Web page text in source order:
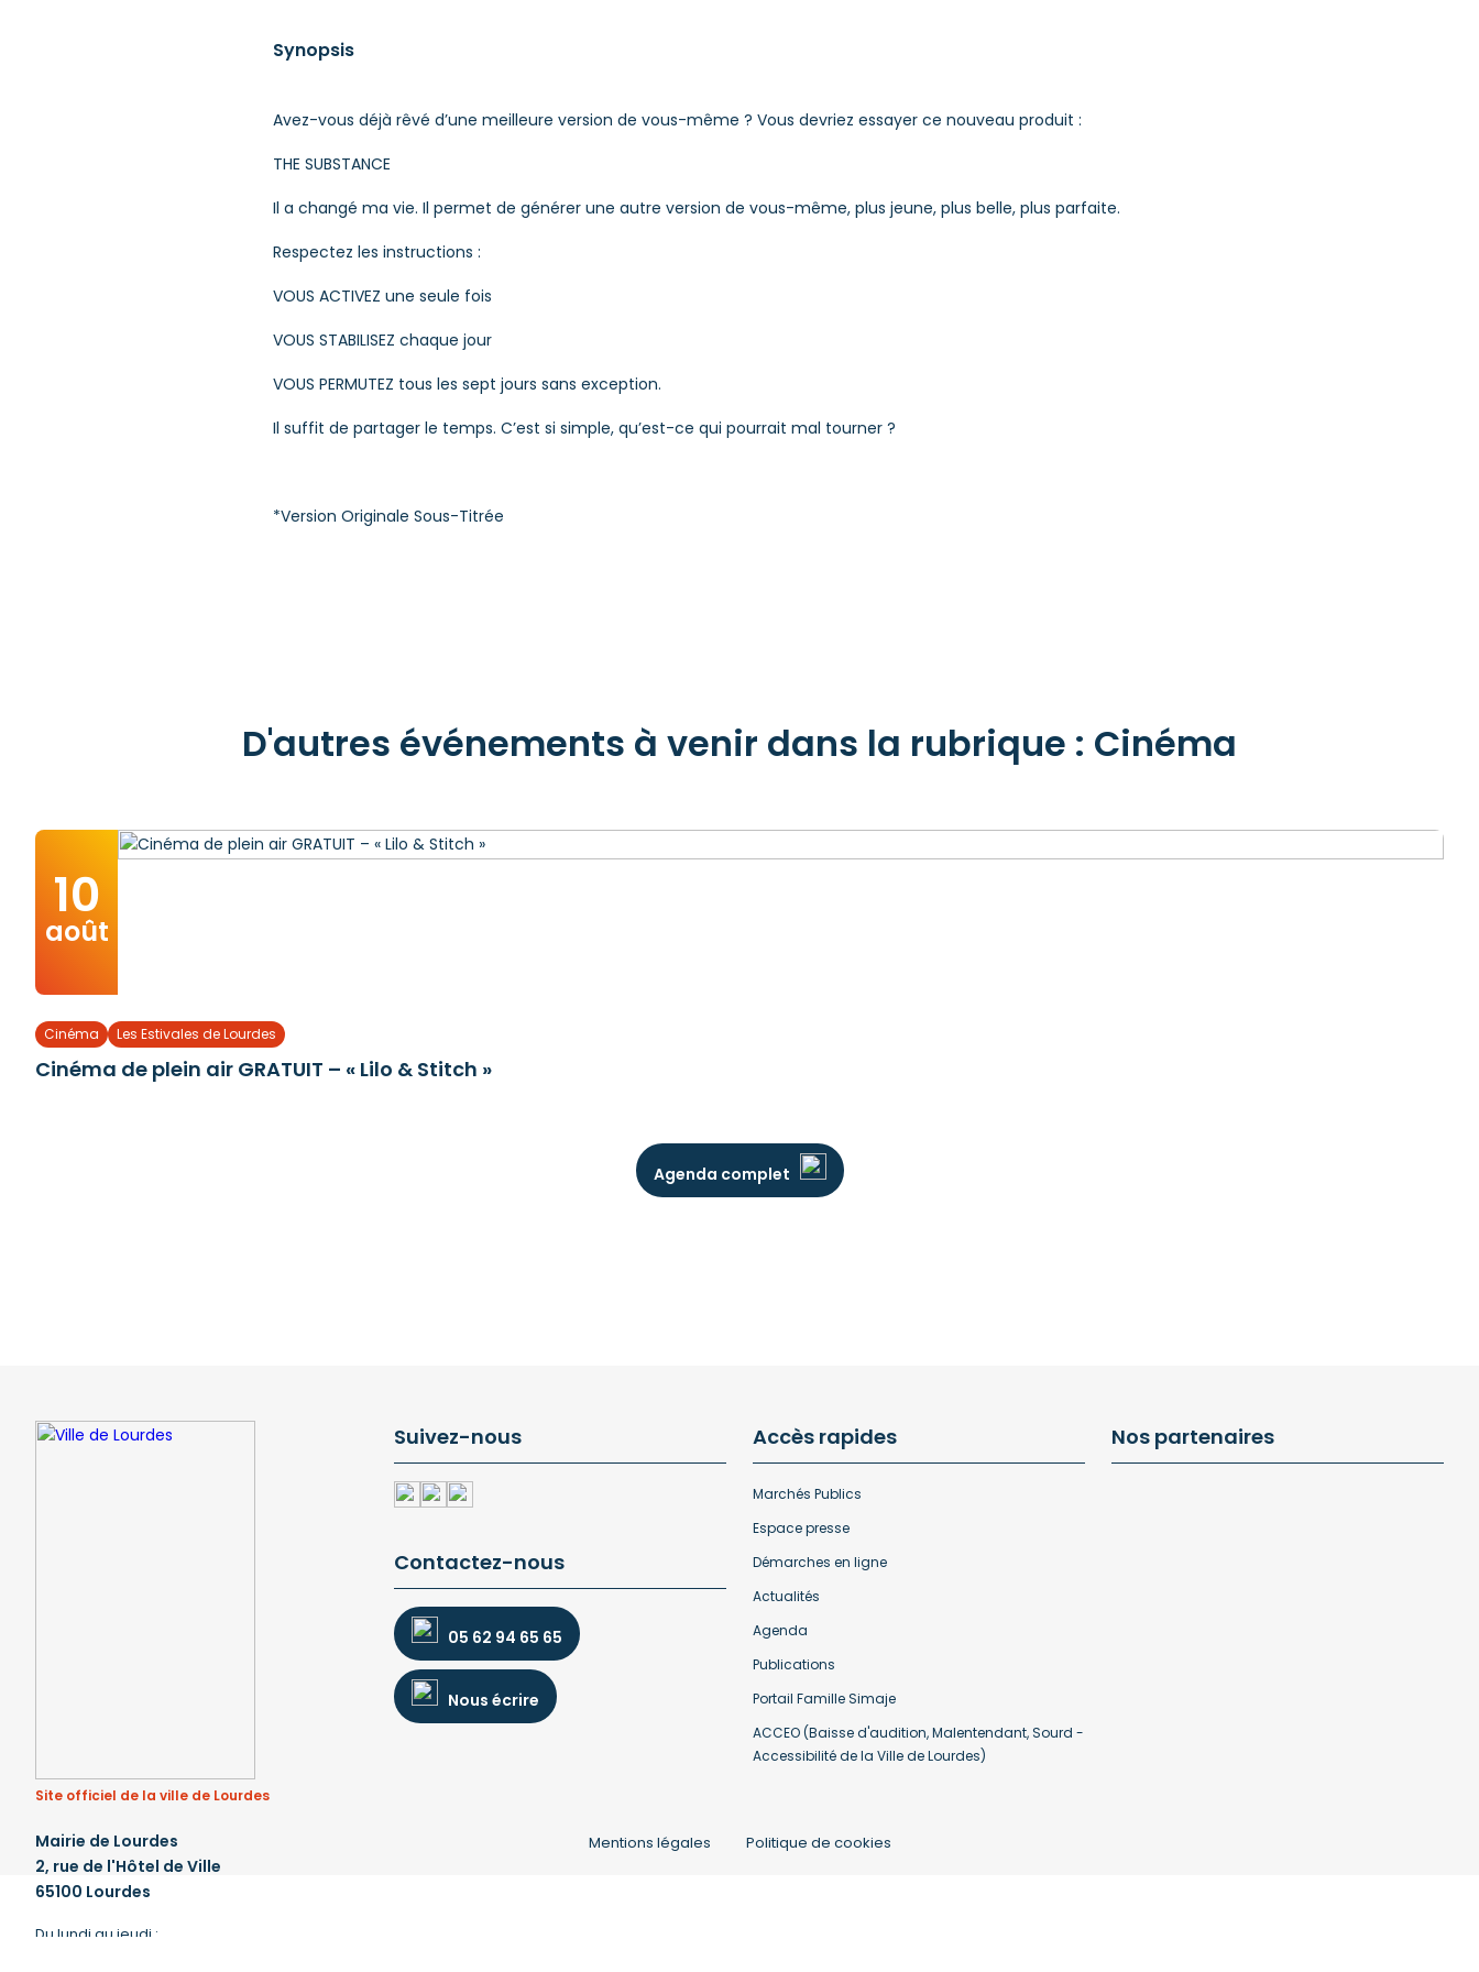
Synopsis
Avez-vous déjà rêvé d’une meilleure version de vous-même ? Vous devriez essayer ce nouveau produit :
THE SUBSTANCE
Il a changé ma vie. Il permet de générer une autre version de vous-même, plus jeune, plus belle, plus parfaite.
Respectez les instructions :
VOUS ACTIVEZ une seule fois
VOUS STABILISEZ chaque jour
VOUS PERMUTEZ tous les sept jours sans exception.
Il suffit de partager le temps. C’est si simple, qu’est-ce qui pourrait mal tourner ?
*Version Originale Sous-Titrée
D'autres événements à venir dans la rubrique : Cinéma
10
août
Cinéma Les Estivales de Lourdes
Cinéma de plein air GRATUIT – « Lilo & Stitch »
Agenda complet
Site officiel de la ville de Lourdes
Mairie de Lourdes
2, rue de l'Hôtel de Ville
65100 Lourdes
Du lundi au jeudi :
Suivez-nous
Contactez-nous
05 62 94 65 65
Nous écrire
Accès rapides
Marchés Publics
Espace presse
Démarches en ligne
Actualités
Agenda
Publications
Portail Famille Simaje
ACCEO (Baisse d'audition, Malentendant, Sourd -
Accessibilité de la Ville de Lourdes)
Nos partenaires
Mentions légales Politique de cookies